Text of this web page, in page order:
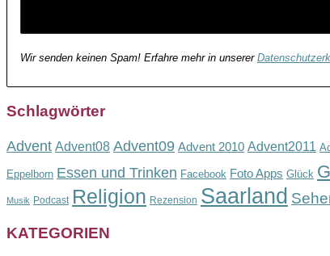
Wir senden keinen Spam! Erfahre mehr in unserer
Schlagwörter
Advent Advent08 Advent09 Advent 2010 Advent2011
Eppelborn Essen und Trinken Facebook Foto Apps Glück
Musik Podcast Religion Rezension Saarland
KATEGORIEN